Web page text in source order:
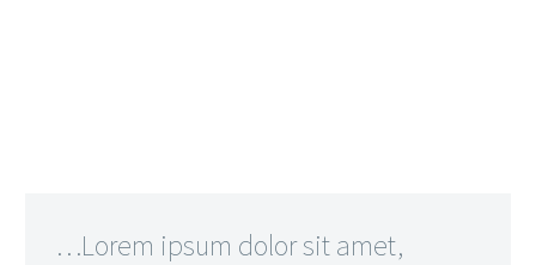
…Lorem ipsum dolor sit amet,